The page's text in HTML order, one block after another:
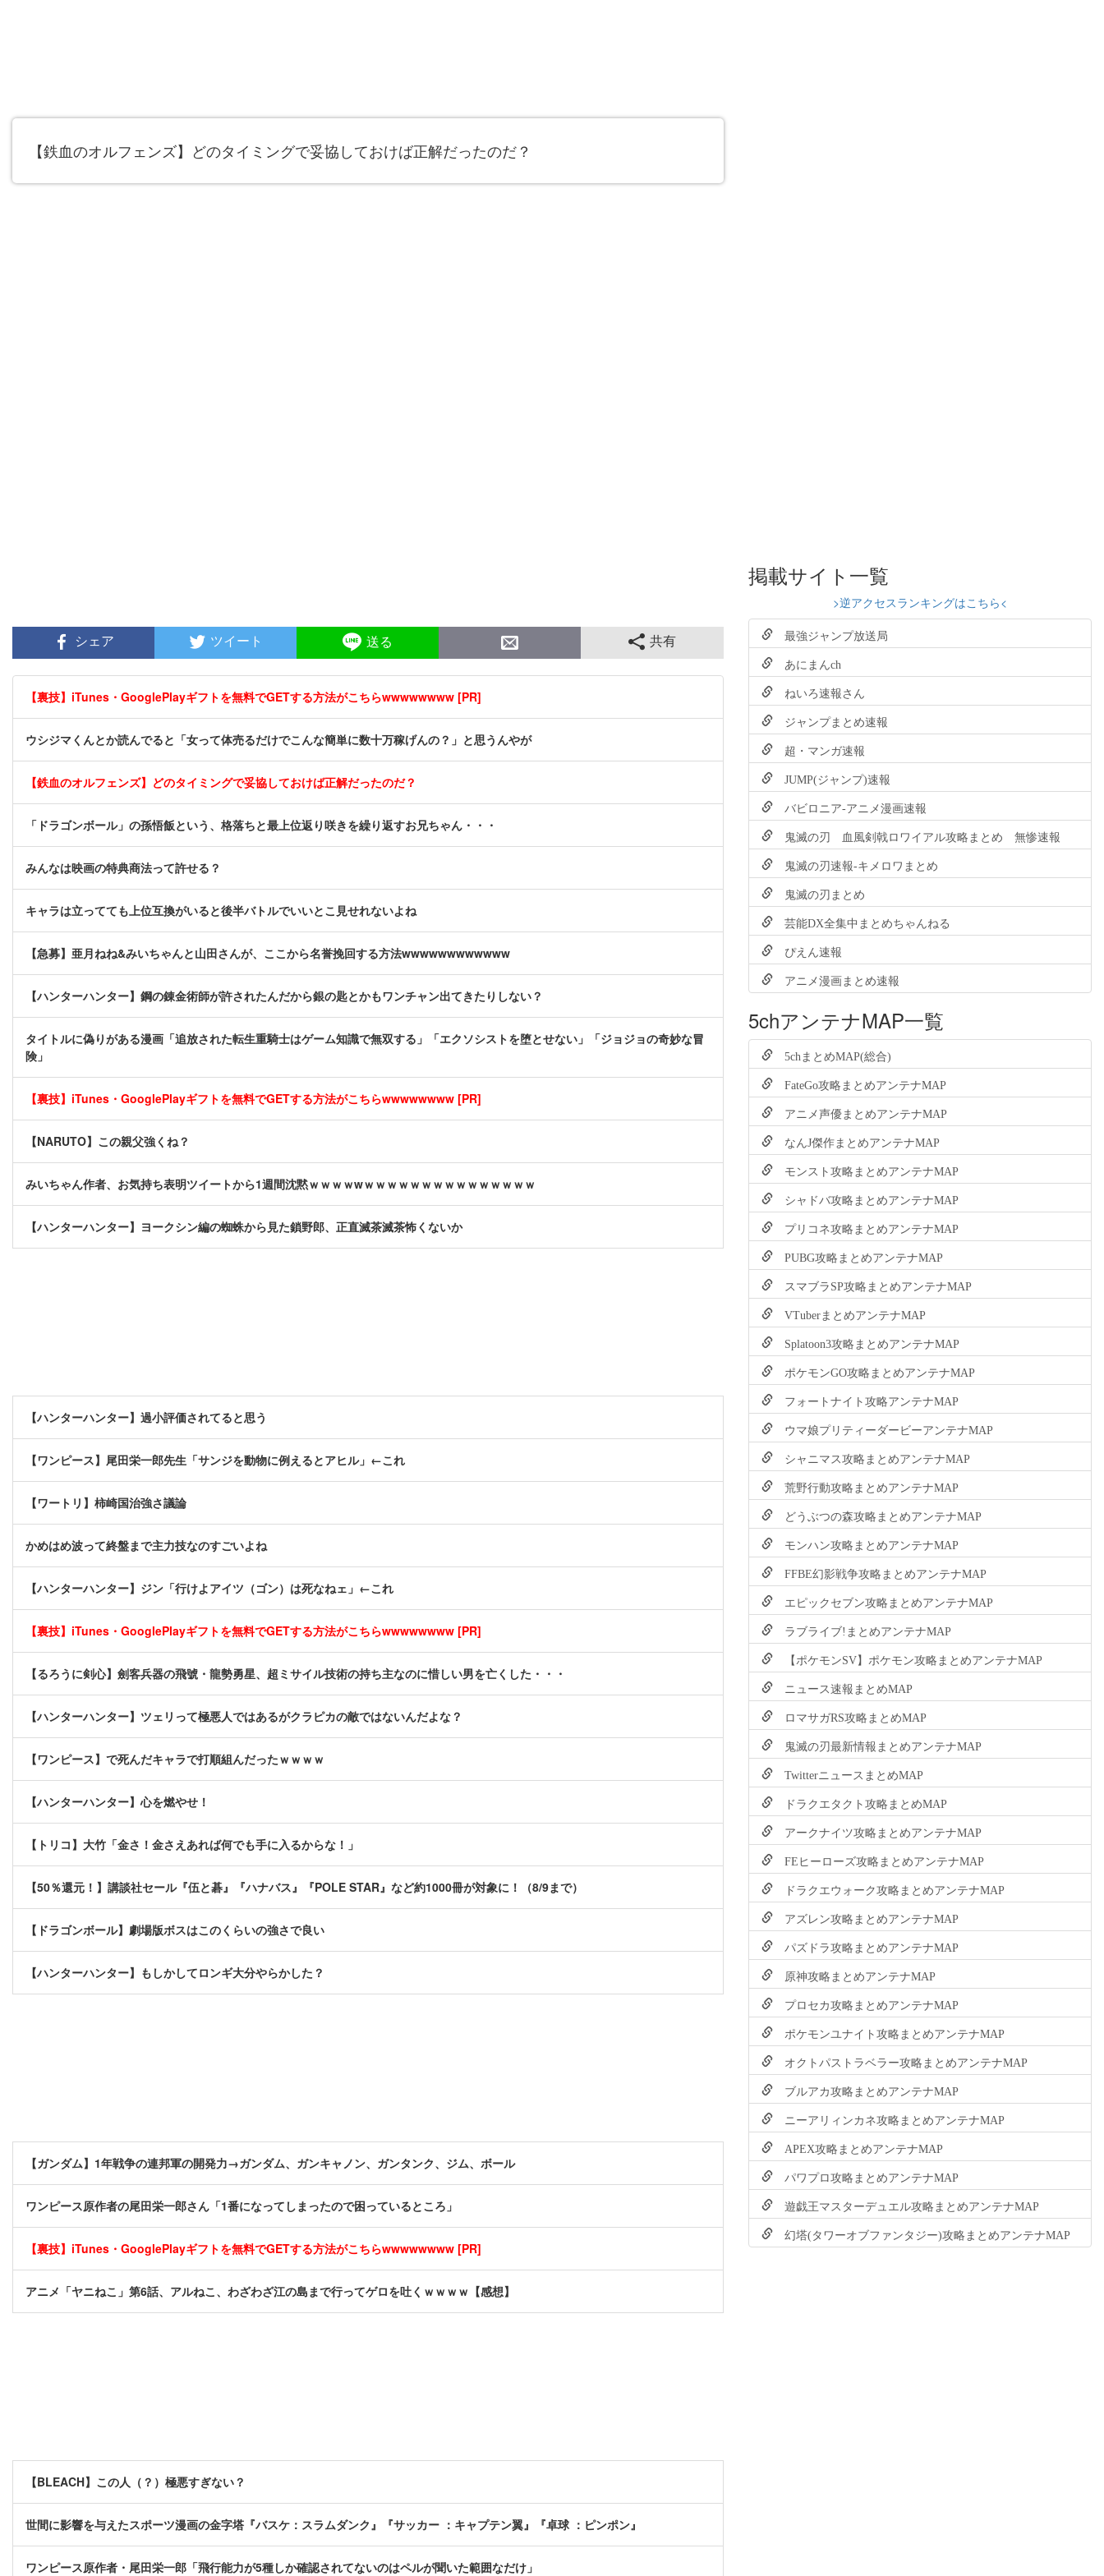
【鉄血のオルフェンズ】どのタイミングで妥協しておけば正解だったのだ？
シェア ツイート 送る 共有
【裏技】iTunes・GooglePlayギフトを無料でGETする方法がこちらwwwwwwww [PR]
ウシジマくんとか読んでると「女って体売るだけでこんな簡単に数十万稼げんの？」と思うんやが
【鉄血のオルフェンズ】どのタイミングで妥協しておけば正解だったのだ？
「ドラゴンボール」の孫悟飯という、格落ちと最上位返り咲きを繰り返すお兄ちゃん・・・
みんなは映画の特典商法って許せる？
キャラは立ってても上位互換がいると後半バトルでいいとこ見せれないよね
【急募】亜月ねね&みいちゃんと山田さんが、ここから名誉挽回する方法wwwwwwwwwwww
【ハンターハンター】鋼の錬金術師が許されたんだから銀の匙とかもワンチャン出てきたりしない？
タイトルに偽りがある漫画「追放された転生重騎士はゲーム知識で無双する」「エクソシストを堕とせない」「ジョジョの奇妙な冒
険」
【裏技】iTunes・GooglePlayギフトを無料でGETする方法がこちらwwwwwwww [PR]
【NARUTO】この親父強くね？
みいちゃん作者、お気持ち表明ツイートから1週間沈黙ｗｗｗｗwｗｗｗｗｗｗｗｗｗｗｗｗｗｗｗ
【ハンターハンター】ヨークシン編の蜘蛛から見た鎖野郎、正直滅茶滅茶怖くないか
【ハンターハンター】過小評価されてると思う
【ワンピース】尾田栄一郎先生「サンジを動物に例えるとアヒル」←これ
【ワートリ】柿崎国治強さ議論
かめはめ波って終盤まで主力技なのすごいよね
【ハンターハンター】ジン「行けよアイツ（ゴン）は死なねェ」←これ
【裏技】iTunes・GooglePlayギフトを無料でGETする方法がこちらwwwwwwww [PR]
【るろうに剣心】劍客兵器の飛號・龍勢勇星、超ミサイル技術の持ち主なのに惜しい男を亡くした・・・
【ハンターハンター】ツェリって極悪人ではあるがクラピカの敵ではないんだよな？
【ワンピース】で死んだキャラで打順組んだったｗｗｗｗ
【ハンターハンター】心を燃やせ！
【トリコ】大竹「金さ！金さえあれば何でも手に入るからな！」
【50％還元！】講談社セール『伍と碁』『ハナバス』『POLE STAR』など約1000冊が対象に！（8/9まで）
【ドラゴンボール】劇場版ボスはこのくらいの強さで良い
【ハンターハンター】もしかしてロンギ大分やらかした？
【ガンダム】1年戦争の連邦軍の開発力→ガンダム、ガンキャノン、ガンタンク、ジム、ボール
ワンピース原作者の尾田栄一郎さん「1番になってしまったので困っているところ」
【裏技】iTunes・GooglePlayギフトを無料でGETする方法がこちらwwwwwwww [PR]
アニメ「ヤニねこ」第6話、アルねこ、わざわざ江の島まで行ってゲロを吐くｗｗｗｗ【感想】
【BLEACH】この人（？）極悪すぎない？
世間に影響を与えたスポーツ漫画の金字塔『バスケ：スラムダンク』『サッカー ：キャプテン翼』『卓球 ：ピンポン』
ワンピース原作者・尾田栄一郎「飛行能力が5種しか確認されてないのはペルが聞いた範囲なだけ」
掲載サイト一覧
>逆アクセスランキングはこちら<
最強ジャンプ放送局
あにまんch
ねいろ速報さん
ジャンプまとめ速報
超・マンガ速報
JUMP(ジャンプ)速報
バビロニア-アニメ漫画速報
鬼滅の刃 血風剣戟ロワイアル攻略まとめ 無惨速報
鬼滅の刃速報-キメロワまとめ
鬼滅の刃まとめ
芸能DX全集中まとめちゃんねる
ぴえん速報
アニメ漫画まとめ速報
5chアンテナMAP一覧
5chまとめMAP(総合)
FateGo攻略まとめアンテナMAP
アニメ声優まとめアンテナMAP
なんJ傑作まとめアンテナMAP
モンスト攻略まとめアンテナMAP
シャドバ攻略まとめアンテナMAP
プリコネ攻略まとめアンテナMAP
PUBG攻略まとめアンテナMAP
スマブラSP攻略まとめアンテナMAP
VTuberまとめアンテナMAP
Splatoon3攻略まとめアンテナMAP
ポケモンGO攻略まとめアンテナMAP
フォートナイト攻略アンテナMAP
ウマ娘プリティーダービーアンテナMAP
シャニマス攻略まとめアンテナMAP
荒野行動攻略まとめアンテナMAP
どうぶつの森攻略まとめアンテナMAP
モンハン攻略まとめアンテナMAP
FFBE幻影戦争攻略まとめアンテナMAP
エピックセブン攻略まとめアンテナMAP
ラブライブ!まとめアンテナMAP
【ポケモンSV】ポケモン攻略まとめアンテナMAP
ニュース速報まとめMAP
ロマサガRS攻略まとめMAP
鬼滅の刃最新情報まとめアンテナMAP
TwitterニュースまとめMAP
ドラクエタクト攻略まとめMAP
アークナイツ攻略まとめアンテナMAP
FEヒーローズ攻略まとめアンテナMAP
ドラクエウォーク攻略まとめアンテナMAP
アズレン攻略まとめアンテナMAP
パズドラ攻略まとめアンテナMAP
原神攻略まとめアンテナMAP
プロセカ攻略まとめアンテナMAP
ポケモンユナイト攻略まとめアンテナMAP
オクトパストラベラー攻略まとめアンテナMAP
ブルアカ攻略まとめアンテナMAP
ニーアリィンカネ攻略まとめアンテナMAP
APEX攻略まとめアンテナMAP
パワプロ攻略まとめアンテナMAP
遊戯王マスターデュエル攻略まとめアンテナMAP
幻塔(タワーオブファンタジー)攻略まとめアンテナMAP